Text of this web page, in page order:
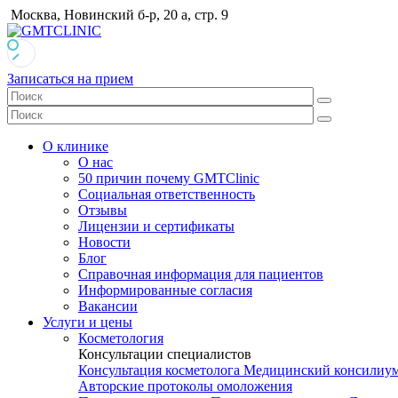
Москва, Новинский б-р, 20 а, стр. 9
Записаться на прием
О клинике
О нас
50 причин почему GMTClinic
Социальная ответственность
Отзывы
Лицензии и сертификаты
Новости
Блог
Справочная информация для пациентов
Информированные согласия
Вакансии
Услуги и цены
Косметология
Консультации специалистов
Консультация косметолога Медицинский
Авторские протоколы омоложения